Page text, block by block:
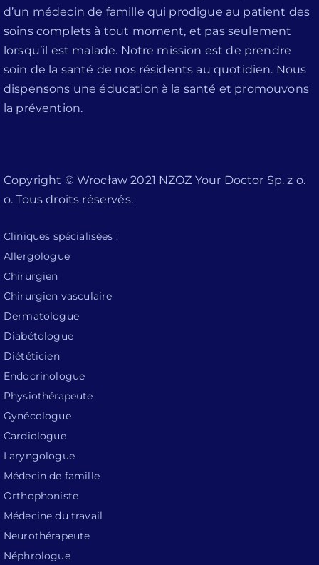
d’un médecin de famille qui prodigue au patient des
soins complets à tout moment, et pas seulement
lorsqu’il est malade. Notre mission est de prendre
soin de la santé de nos résidents au quotidien. Nous
dispensons une éducation à la santé et promouvons
la prévention.
Copyright © Wrocław 2021 NZOZ Your Doctor Sp. z o.
o. Tous droits réservés.
Cliniques spécialisées :
Allergologue
Chirurgien
Chirurgien vasculaire
Dermatologue
Diabétologue
Diététicien
Endocrinologue
Physiothérapeute
Gynécologue
Cardiologue
Laryngologue
Médecin de famille
Orthophoniste
Médecine du travail
Neurothérapeute
Néphrologue